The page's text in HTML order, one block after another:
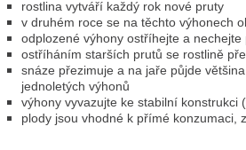
rostlina vytváří každý rok nové pruty
v druhém roce se na těchto výhonech
odplozené výhony ostříhejte a nechejte
ostříháním starších prutů se rostlině
snáze přezimuje a na jaře půjde
jednoletých výhonů
výhony vyvazujte ke stabilní konstrukci
plody jsou vhodné k přímé konzumaci,